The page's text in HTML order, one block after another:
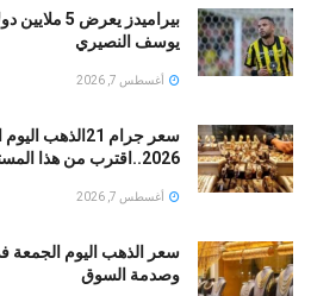
بيراميدز
يوسف النصيري
أغسطس 7, 2026
2026..اقترب من هذا المستوى
أغسطس 7, 2026
سعر الذهب اليوم الجمعة
وصدمة السوق